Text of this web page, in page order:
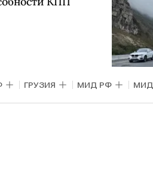
ГРУЗИЯ МИД РФ МИД